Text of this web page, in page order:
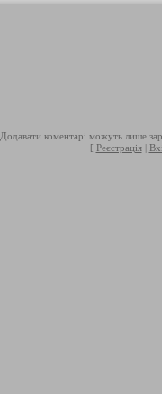
Додавати коментарі можуть лише
[ Реєстрація|